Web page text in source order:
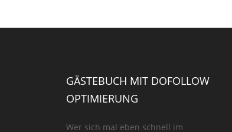
GÄSTEBUCH MIT DOFOLLOW
OPTIMIERUNG
Wer sich mal eben schnell im